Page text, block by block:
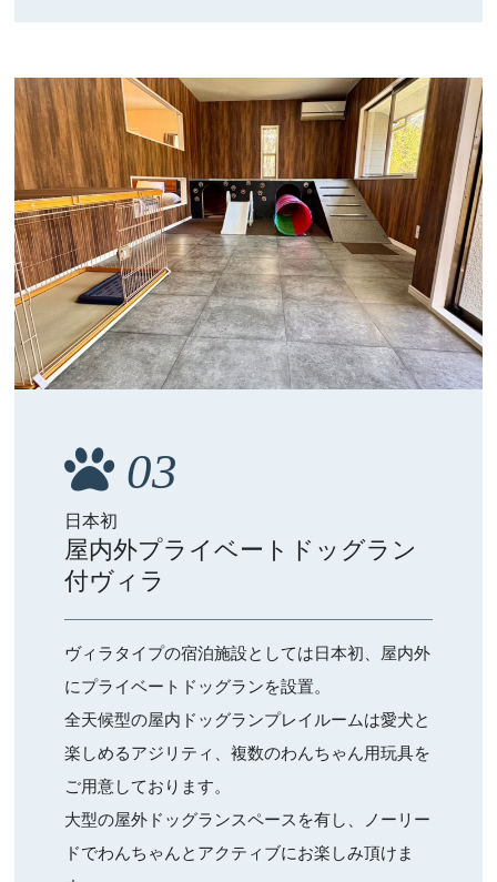
03
日本初
屋内外プライベートドッグラン
付ヴィラ
ヴィラタイプの宿泊施設としては日本初、屋内外
にプライベートドッグランを設置。
全天候型の屋内ドッグランプレイルームは愛犬と
楽しめるアジリティ、複数のわんちゃん用玩具を
ご用意しております。
大型の屋外ドッグランスペースを有し、ノーリー
ドでわんちゃんとアクティブにお楽しみ頂けま